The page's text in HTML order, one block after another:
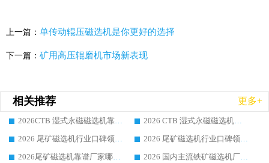
上一篇： 单传动辊压磁选机是你更好的选择
下一篇： 矿用高压辊磨机市场新表现
相关推荐 更多+
2026CTB 湿式永磁磁选机靠谱厂家实力排行榜 铁矿选矿设备采购全流程选购指南
2026 CTB 湿式永磁磁选机选购指南|行业口碑良好品牌推荐，领域强者华体会手机网页版-华体会(中国)
2026 尾矿磁选机行业口碑领域强者，源头直供国内主流厂家华体会手机网页版-华体会(中国) 一站式服务
2026 尾矿磁选机行业口碑领域强者，源头直供国内主流厂家华体会手机网页版-华体会(中国) 一站式服务
2026尾矿磁选机靠谱厂家哪家好 行业口碑领域强者华体会手机网页版-华体会(中国) 推荐
2026 国内主流铁矿磁选机厂家选购指南|行业口碑好品牌推荐，领域强者华体会手机网页版-华体会(中国)